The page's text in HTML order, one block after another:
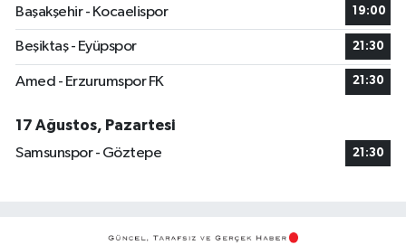
Başakşehir - Kocaelispor
19:00
Beşiktaş - Eyüpspor 21:30
Amed - Erzurumspor FK 21:30
17 Ağustos, Pazartesi
Samsunspor - Göztepe
21:30